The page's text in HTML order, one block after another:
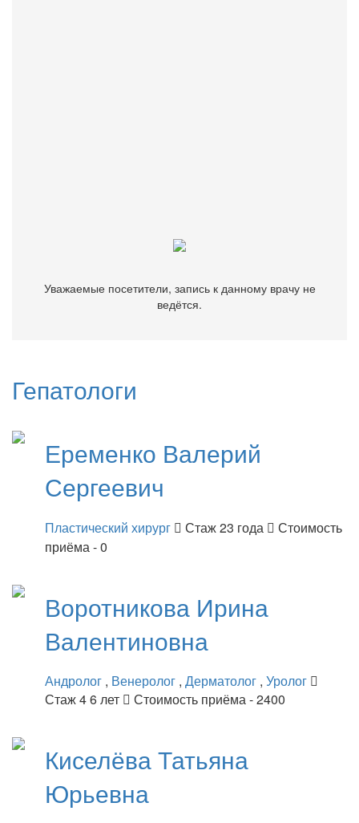
Уважаемые посетители, запись к данному врачу не
ведётся.
Гепатологи
Еременко Валерий
Сергеевич
Пластический хирург Стаж 23 года
Стоимость
приёма - 0
Воротникова Ирина
Валентиновна
Андролог , Венеролог , Дерматолог , Уролог
Стаж 4 6 лет
Стоимость приёма - 2400
КиселёваТатьяна
Юрьевна